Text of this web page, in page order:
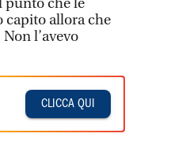
capito allora che
l’avevo
CLICCA QUI